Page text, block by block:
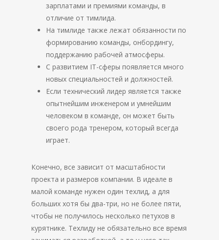
зарплатами и премиями команды, в
отличие от тимлида.
На тимлиде также лежат обязанности по
формированию команды, онбордингу,
поддержанию рабочей атмосферы.
С развитием IT-сферы появляется много
новых специальностей и должностей.
Если технический лидер является также
опытнейшим инженером и умнейшим
человеком в команде, он может быть
своего рода тренером, который всегда
играет.
Конечно, все зависит от масштабности
проекта и размеров компании. В идеале в
малой команде нужен один техлид, а для
больших хотя бы два-три, но не более пяти,
чтобы не получилось несколько петухов в
курятнике. Техлиду не обязательно все время